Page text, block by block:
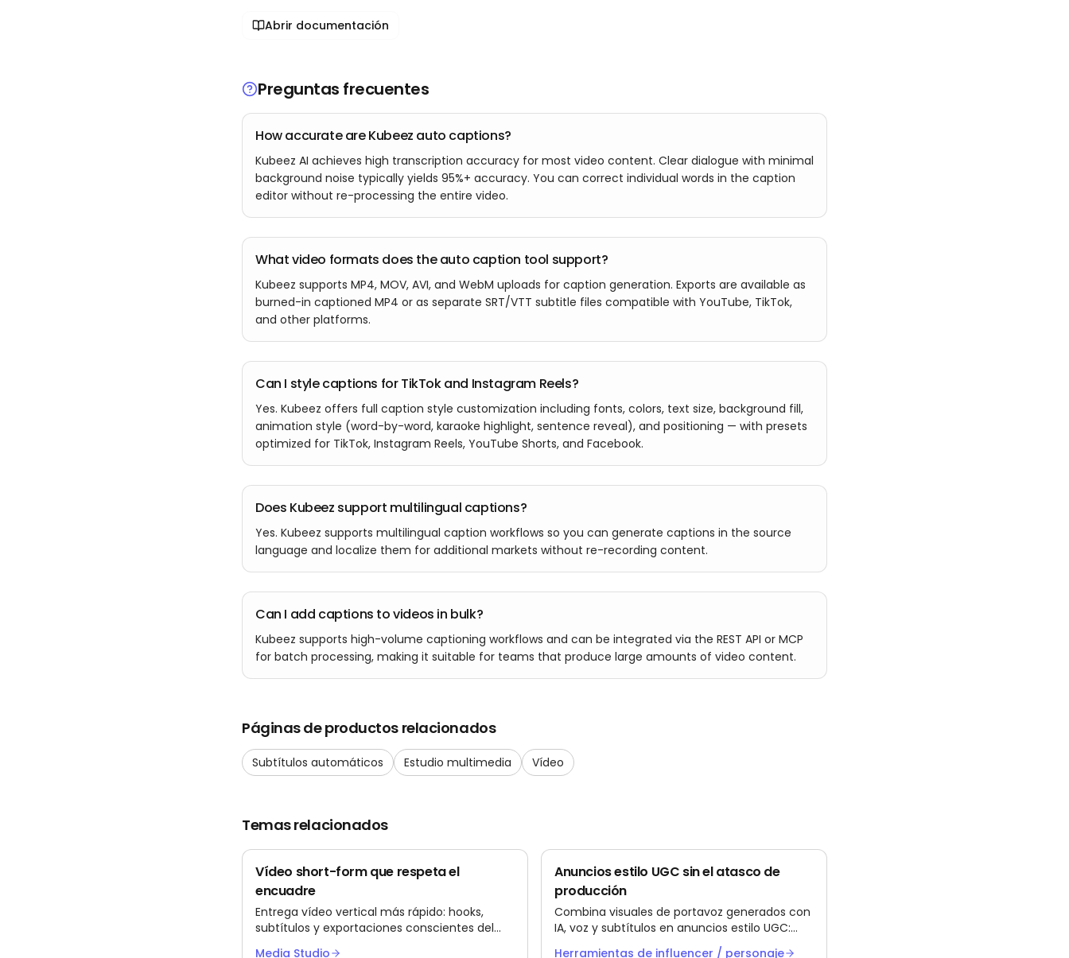
Abrir documentación
Preguntas frecuentes
How accurate are Kubeez auto captions?
Kubeez AI achieves high transcription accuracy for most video content. Clear dialogue with minimal
background noise typically yields 95%+ accuracy. You can correct individual words in the caption
editor without re-processing the entire video.
What video formats does the auto caption tool support?
Kubeez supports MP4, MOV, AVI, and WebM uploads for caption generation. Exports are available as
burned-in captioned MP4 or as separate SRT/VTT subtitle files compatible with YouTube, TikTok,
and other platforms.
Can I style captions for TikTok and Instagram Reels?
Yes. Kubeez offers full caption style customization including fonts, colors, text size, background fill,
animation style (word-by-word, karaoke highlight, sentence reveal), and positioning — with presets
optimized for TikTok, Instagram Reels, YouTube Shorts, and Facebook.
Does Kubeez support multilingual captions?
Yes. Kubeez supports multilingual caption workflows so you can generate captions in the source
language and localize them for additional markets without re-recording content.
Can I add captions to videos in bulk?
Kubeez supports high-volume captioning workflows and can be integrated via the REST API or MCP
for batch processing, making it suitable for teams that produce large amounts of video content.
Páginas de productos relacionados
Subtítulos automáticos Estudio multimedia Vídeo
Temas relacionados
Vídeo short-form que respeta el
encuadre
Entrega vídeo vertical más rápido: hooks,
subtítulos y exportaciones conscientes del
Media Studio
Anuncios estilo UGC sin el atasco de
producción
Combina visuales de portavoz generados con
IA, voz y subtítulos en anuncios estilo UGC:
mantiene el testing fresco sin días de rodaje
Herramientas de influencer / personaje